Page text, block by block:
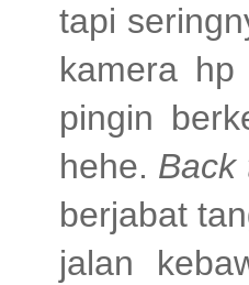
tapi
kamera
pingin
hehe. Back
berjabat
jalan